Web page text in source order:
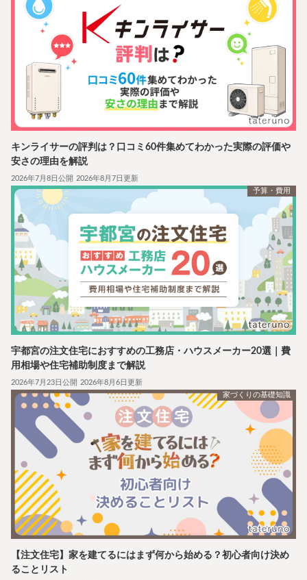
キンライサーの評判は？口コミ60件集めてわかった実際の評価や
安さの理由を解説
2026年7月8日公開 2026年8月7日更新
予算・費用
宇都宮の注文住宅におすすめの工務店・ハウスメーカー20選｜費
用相場や住宅補助制度まで解説
2026年7月23日公開 2026年8月6日更新
家づくりの基礎知識
【注文住宅】家を建てるにはまず何から始める？初心者向け決め
ることリスト